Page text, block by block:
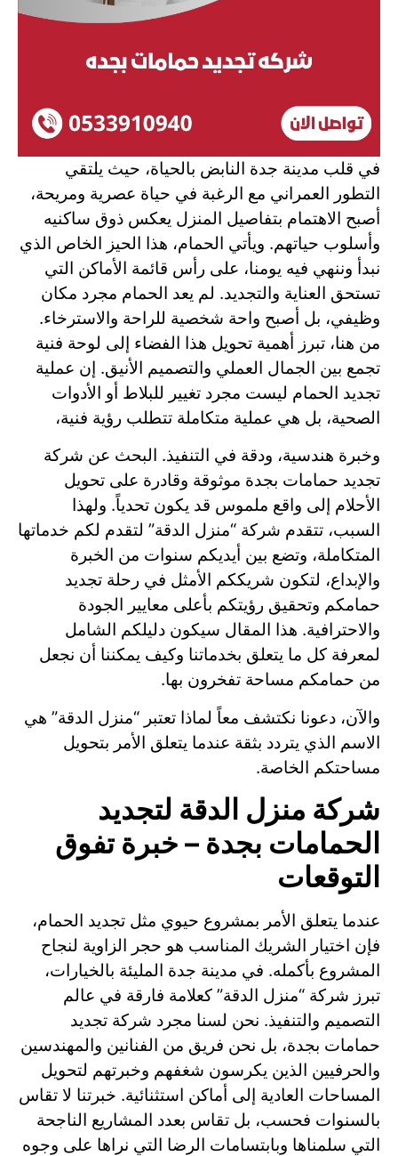
في قلب مدينة جدة النابض بالحياة، حيث يلتقي
التطور العمراني مع الرغبة في حياة عصرية ومريحة،
أصبح الاهتمام بتفاصيل المنزل يعكس ذوق ساكنيه
وأسلوب حياتهم. ويأتي الحمام، هذا الحيز الخاص الذي
نبدأ وننهي فيه يومنا، على رأس قائمة الأماكن التي
تستحق العناية والتجديد. لم يعد الحمام مجرد مكان
وظيفي، بل أصبح واحة شخصية للراحة والاسترخاء.
من هنا، تبرز أهمية تحويل هذا الفضاء إلى لوحة فنية
تجمع بين الجمال العملي والتصميم الأنيق. إن عملية
تجديد الحمام ليست مجرد تغيير للبلاط أو الأدوات
الصحية، بل هي عملية متكاملة تتطلب رؤية فنية،
وخبرة هندسية، ودقة في التنفيذ. البحث عن شركة
تجديد حمامات بجدة موثوقة وقادرة على تحويل
الأحلام إلى واقع ملموس قد يكون تحدياً. ولهذا
السبب، تتقدم شركة “منزل الدقة” لتقدم لكم خدماتها
المتكاملة، وتضع بين أيديكم سنوات من الخبرة
والإبداع، لتكون شريككم الأمثل في رحلة تجديد
حمامكم وتحقيق رؤيتكم بأعلى معايير الجودة
والاحترافية. هذا المقال سيكون دليلكم الشامل
لمعرفة كل ما يتعلق بخدماتنا وكيف يمكننا أن نجعل
من حمامكم مساحة تفخرون بها.
والآن، دعونا نكتشف معاً لماذا تعتبر “منزل الدقة” هي
الاسم الذي يتردد بثقة عندما يتعلق الأمر بتحويل
مساحتكم الخاصة.
شركة منزل الدقة لتجديد
الحمامات بجدة – خبرة تفوق
التوقعات
عندما يتعلق الأمر بمشروع حيوي مثل تجديد الحمام،
فإن اختيار الشريك المناسب هو حجر الزاوية لنجاح
المشروع بأكمله. في مدينة جدة المليئة بالخيارات،
تبرز شركة “منزل الدقة” كعلامة فارقة في عالم
التصميم والتنفيذ. نحن لسنا مجرد شركة تجديد
حمامات بجدة، بل نحن فريق من الفنانين والمهندسين
والحرفيين الذين يكرسون شغفهم وخبرتهم لتحويل
المساحات العادية إلى أماكن استثنائية. خبرتنا لا تقاس
بالسنوات فحسب، بل تقاس بعدد المشاريع الناجحة
التي سلمناها وبابتسامات الرضا التي نراها على وجوه